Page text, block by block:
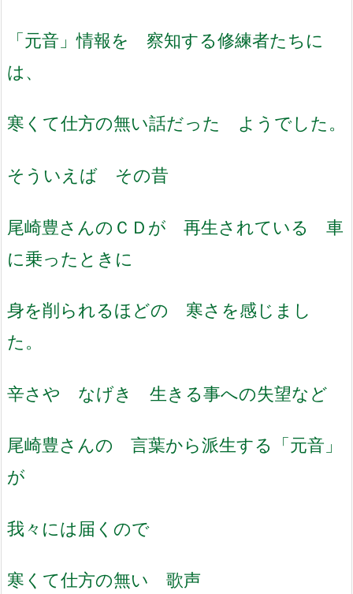
「元音」情報を 察知する修練者たちに
は、
寒くて仕方の無い話だった ようでした。
そういえば その昔
尾崎豊さんのＣＤが 再生されている 車
に乗ったときに
身を削られるほどの 寒さを感じまし
た。
辛さや なげき 生きる事への失望など
尾崎豊さんの 言葉から派生する「元音」
が
我々には届くので
寒くて仕方の無い 歌声